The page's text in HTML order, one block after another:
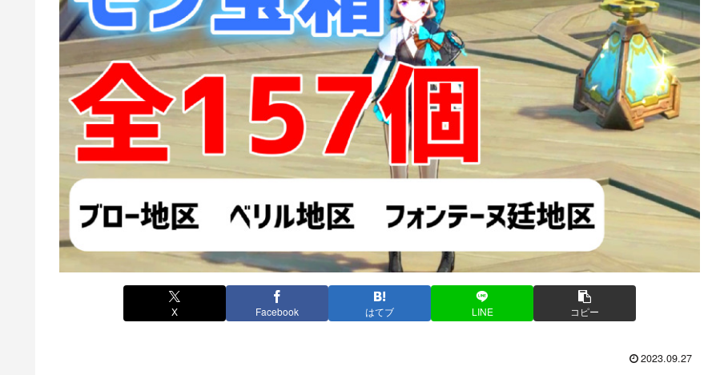
X Facebook はてブ LINE コピー
2023.09.27